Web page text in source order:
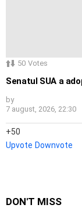
50 Votes
Senatul SUA a
by
7 august, 2026, 22:30
50
Upvote Downvote
DON'T MISS